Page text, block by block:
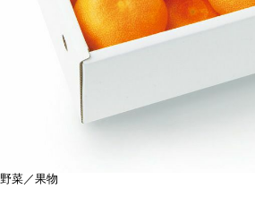
野菜／果物